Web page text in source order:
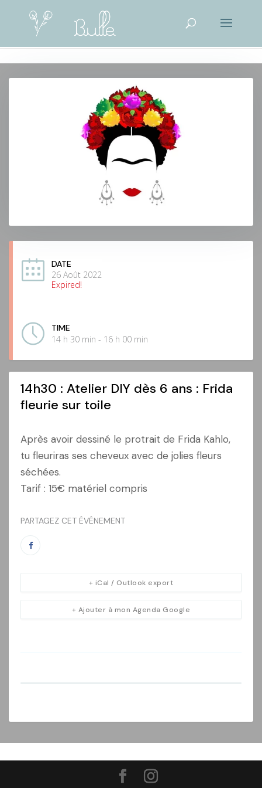
DATE
26 Août 2022
Expired!
TIME
14 h 30 min - 16 h 00 min
14h30 : Atelier DIY dès 6 ans : Frida
fleurie sur toile
Après avoir dessiné le protrait de Frida Kahlo,
tu fleuriras ses cheveux avec de jolies fleurs
séchées.
Tarif : 15€ matériel compris
PARTAGEZ CET ÉVÉNEMENT
+ Ajouter à mon Agenda Google
+ iCal / Outlook export